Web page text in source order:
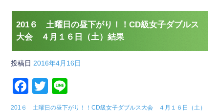
201６ 土曜日の昼下がり！！CD級女子ダブルス
大会 ４月１６日（土）結果
投稿日 2016年4月16日
F
a
T
wi n
201６ 土曜日の昼下がり！！CD級女子ダブルス大会 ４月１６日（土）